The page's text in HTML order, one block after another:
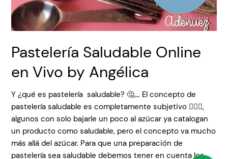
Pastelería Saludable Online
en Vivo by Angélica
Y ¿qué es pastelería saludable? 🤔…. El concepto de
pastelería saludable es completamente subjetivo 🤷🏻‍♀️,
algunos con solo bajarle un poco al azúcar ya catalogan
un producto como saludable, pero el concepto va mucho
más allá del azúcar. Para que una preparación de
pastelería sea saludable debemos tener en cuenta los